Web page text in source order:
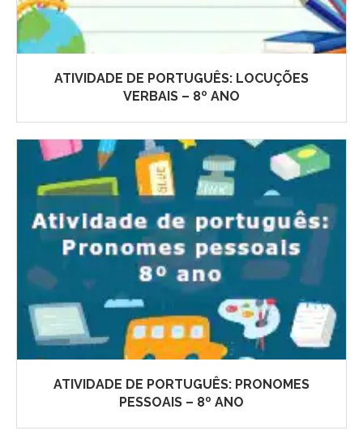
ATIVIDADE DE PORTUGUÊS: LOCUÇÕES
VERBAIS – 8º ANO
ATIVIDADE DE PORTUGUÊS: PRONOMES
PESSOAIS – 8º ANO